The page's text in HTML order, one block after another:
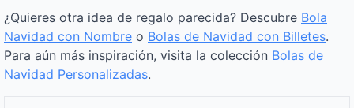
¿Quieres otra idea de regalo parecida? Descubre Bola
Navidad con Nombre o Bolas de Navidad con Billetes.
Para aún más inspiración, visita la colección Bolas de
Navidad Personalizadas.